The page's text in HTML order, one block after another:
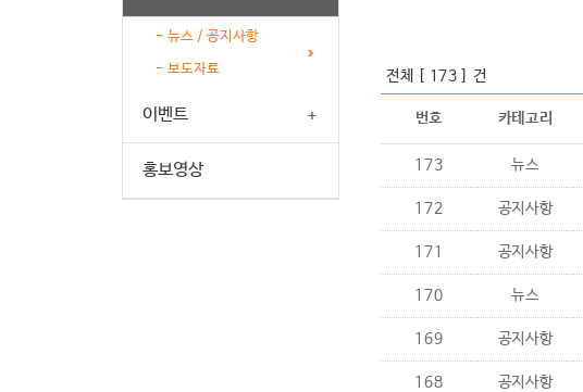
- 뉴스 / 공지사항
- 보도자료
이벤트
홍보영상
전체 [ 173 ] 건
번호 카테고리
173 뉴스
172 공지사항
171 공지사항
170 뉴스
169 공지사항
168 공지사항